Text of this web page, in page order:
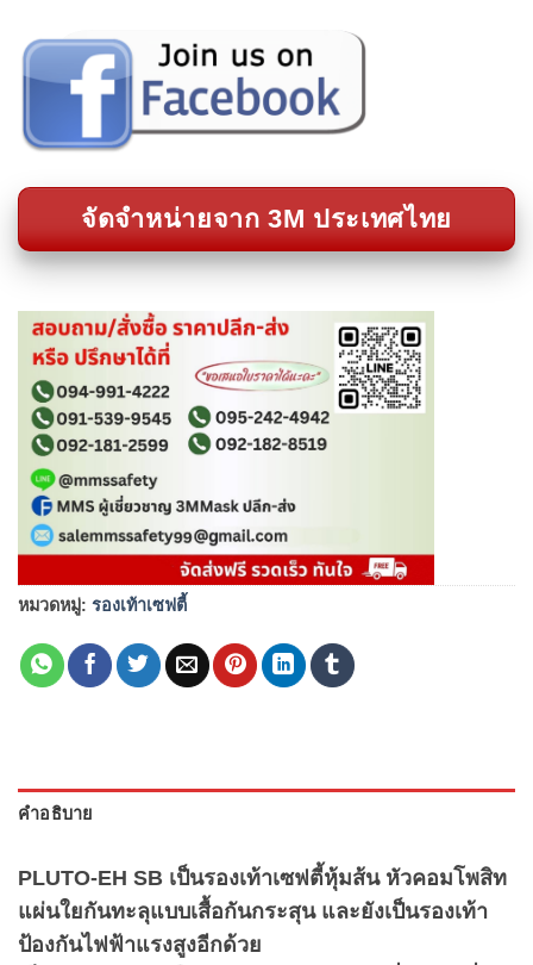
จัดจำหน่ายจาก 3M ประเทศไทย
หมวดหมู่: รองเท้าเซฟตี้
คำอธิบาย
PLUTO-EH SB เป็นรองเท้าเซฟตี้หุ้มส้น หัวคอมโพสิท
แผ่นใยกันทะลุแบบเสื้อกันกระสุน และยังเป็นรองเท้า
ป้องกันไฟฟ้าแรงสูงอีกด้วย